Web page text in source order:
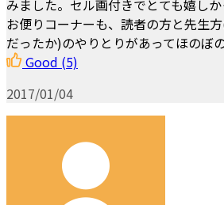
みました。セル画付きでとても嬉しか
お便りコーナーも、読者の方と先生
だったか)のやりとりがあってほのぼ
Good (5)
2017/01/04